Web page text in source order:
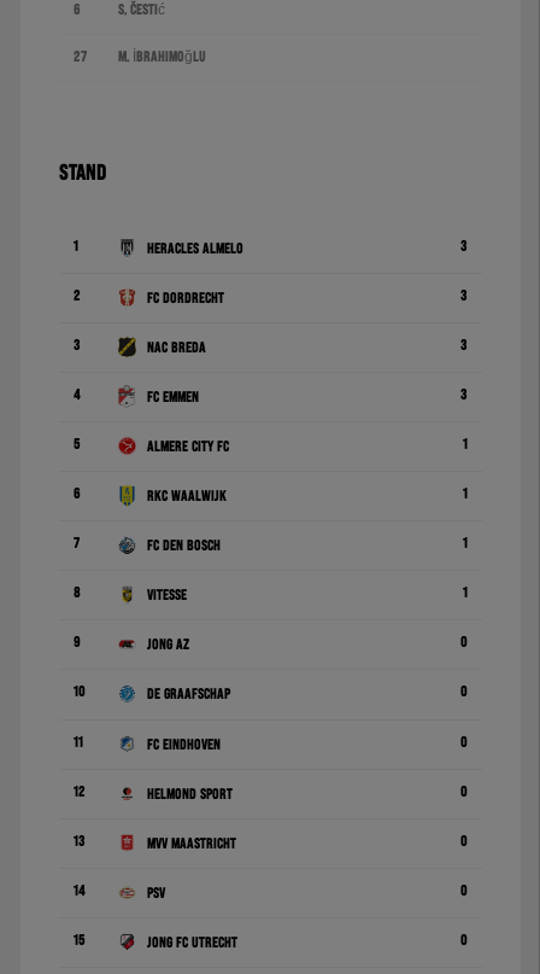
6 S. Čestić
27 M. İbrahimoğlu
STAND
1 Heracles Almelo 3
2 FC Dordrecht 3
3 NAC Breda 3
4 FC Emmen 3
5 Almere City FC 1
6 RKC Waalwijk 1
7 FC Den Bosch 1
8 Vitesse 1
9 Jong AZ 0
10 De Graafschap 0
11 FC Eindhoven 0
12 Helmond Sport 0
13 MVV Maastricht 0
14 PSV 0
15 Jong FC Utrecht 0